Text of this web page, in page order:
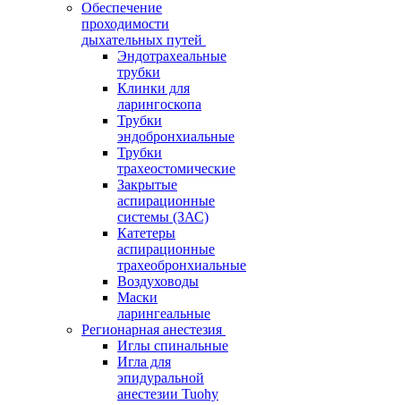
Обеспечение
проходимости
дыхательных путей
Эндотрахеальные
трубки
Клинки для
ларингоскопа
Трубки
эндобронхиальные
Трубки
трахеостомические
Закрытые
аспирационные
системы (ЗАС)
Катетеры
аспирационные
трахеобронхиальные
Воздуховоды
Маски
ларингеальные
Регионарная анестезия
Иглы спинальные
Игла для
эпидуральной
анестезии Tuohy